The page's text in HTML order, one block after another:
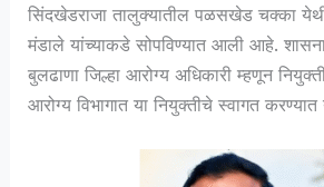
सिंदखेडराजा तालुक्यातील पळसखेड चक्का
मंडाले यांच्याकडे सोपविण्यात आली आहे.
बुलढाणा जिल्हा आरोग्य अधिकारी म्हणून
आरोग्य विभागात या नियुक्तीचे स्वागत